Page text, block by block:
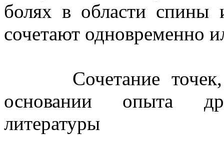
болях в области спины
сочетают одновременно
Сочетание
основании опыта
литературы